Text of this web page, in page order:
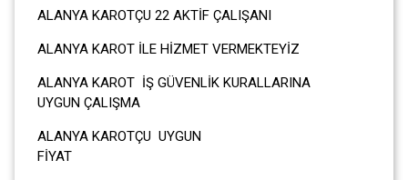
ALANYA KAROTÇU 22 AKTİF ÇALIŞANI
ALANYA KAROT İLE HİZMET VERMEKTEYİZ
ALANYA KAROT İŞ GÜVENLİK KURALLARINA
UYGUN ÇALIŞMA
ALANYA KAROTÇU UYGUN